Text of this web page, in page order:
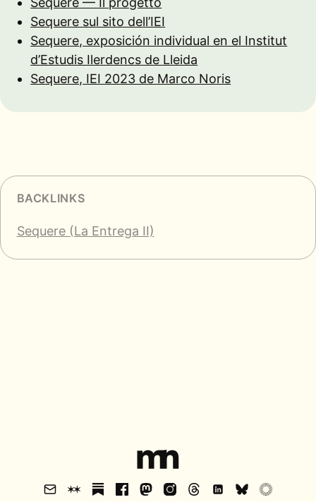
Sequere sul sito dell’IEI
Sequere, exposición individual en el Institut
d’Estudis Ilerdencs de Lleida
Sequere, IEI 2023 de Marco Noris
BACKLINKS
Sequere (La Entrega II)